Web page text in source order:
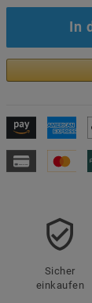
In
Sicher
einkaufen